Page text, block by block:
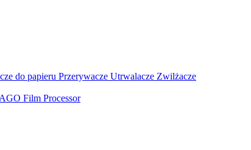
do papieru Przerywacze Utrwalacze Zwilżacze
AGO Film Processor